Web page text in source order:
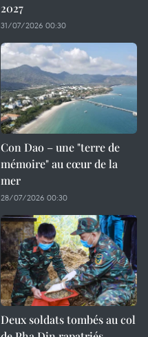
2027
31/07/2026 00:30
Con Dao – une "terre de
mémoire" au cœur de la
mer
28/07/2026 00:30
Deux soldats tombés au col